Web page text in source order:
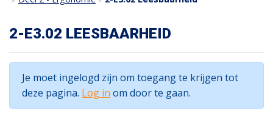
2-E3.02 LEESBAARHEID
Je moet ingelogd zijn om toegang te krijgen tot
deze pagina. Log in om door te gaan.